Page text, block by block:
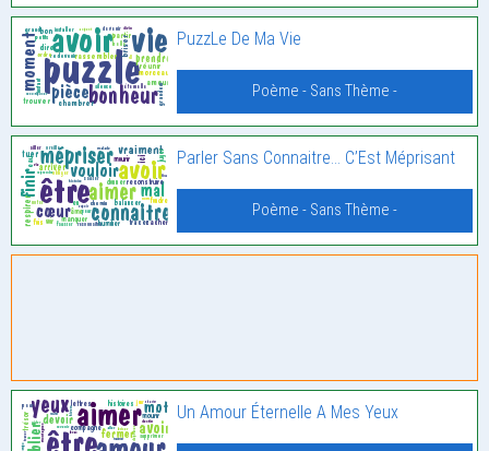
PuzzLe De Ma Vie
Poème - Sans Thème -
Parler Sans Connaitre… C’Est Méprisant
Poème - Sans Thème -
Un Amour Éternelle A Mes Yeux